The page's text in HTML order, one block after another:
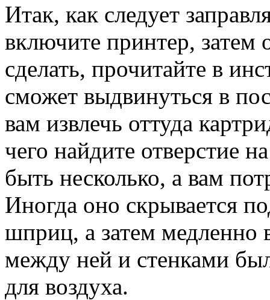
Итак, как следует
включите принтер, затем
сделать, прочитайте в
сможет выдвинуться в
вам извлечь оттуда
чего найдите отверстие
быть несколько, а вам
Иногда оно скрывается
шприц, а затем медленно
между ней и стенками
для воздуха.